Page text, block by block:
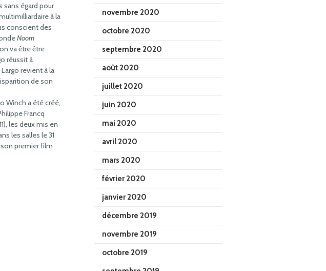
sans égard pour
à la
conscient des
Noom
va être être
réussit à
revient à la
de son
Winch a été créé,
Francq
les deux mis en
les salles le 31
son premier film
novembre 2020
octobre 2020
septembre 2020
août 2020
juillet 2020
juin 2020
mai 2020
avril 2020
mars 2020
février 2020
janvier 2020
décembre 2019
novembre 2019
octobre 2019